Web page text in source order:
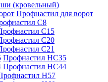
(кровельный)
Профнастил для ворот
С8
С15
С20
С21
Профнастил НС35
Профнастил НС44
Н57